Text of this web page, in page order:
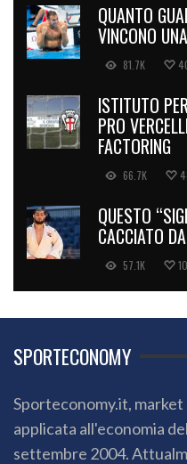
QUANTO
VINCONO
81.7K
ISTITUTO
PRO
FACTORING
66.7K
QUESTO
CACCIATO
57.1K
SPORTECONOMY
Sporteconomy.it,
applicata all'economia
settembre 2004.